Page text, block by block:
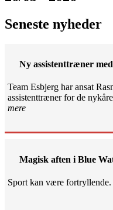
Seneste nyheder
Ny assistenttræner
Team Esbjerg har ansat
assistenttræner for de
mere
Magisk aften i Blue
Sport kan være